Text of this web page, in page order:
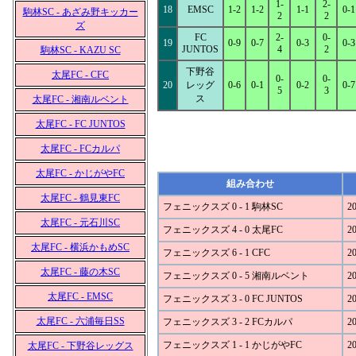
駒林SC - あざみ野キッカー
ズ
駒林SC - KAZU SC
太尾FC - CFC
太尾FC - 湘南ルベント
太尾FC - FC JUNTOS
太尾FC - FCカルパ
太尾FC - かじがやFC
太尾FC - 鶴見東FC
太尾FC - 元石川SC
太尾FC - 横浜かもめSC
太尾FC - 藤の木SC
太尾FC - EMSC
太尾FC - 六浦毎日SS
太尾FC - 下野谷レッグス
18 EMSC 1-2 1-2
1-
2
1-1
2-
2
0-1
19
FC
JUNTOS
0-9 0-7
2-
4
0-3
0-
2
0-3
20
下野谷
レッグ
ス
0-6 0-1
0-
5
0-2
0-
3
0-7
組み合わせ
フェニックスズ 0 - 1 駒林SC
フェニックスズ 4 - 0 太尾FC
フェニックスズ 6 - 1 CFC
フェニックスズ 0 - 5 湘南ルベント
フェニックスズ 3 - 0 FC JUNTOS
フェニックスズ 3 - 2 FCカルパ
フェニックスズ 1 - 1 かじがやFC